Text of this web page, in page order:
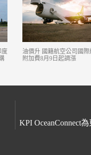
KPI OceanConnect
度
油價升 國籍航空公司國際
附加費8月9日起調漲